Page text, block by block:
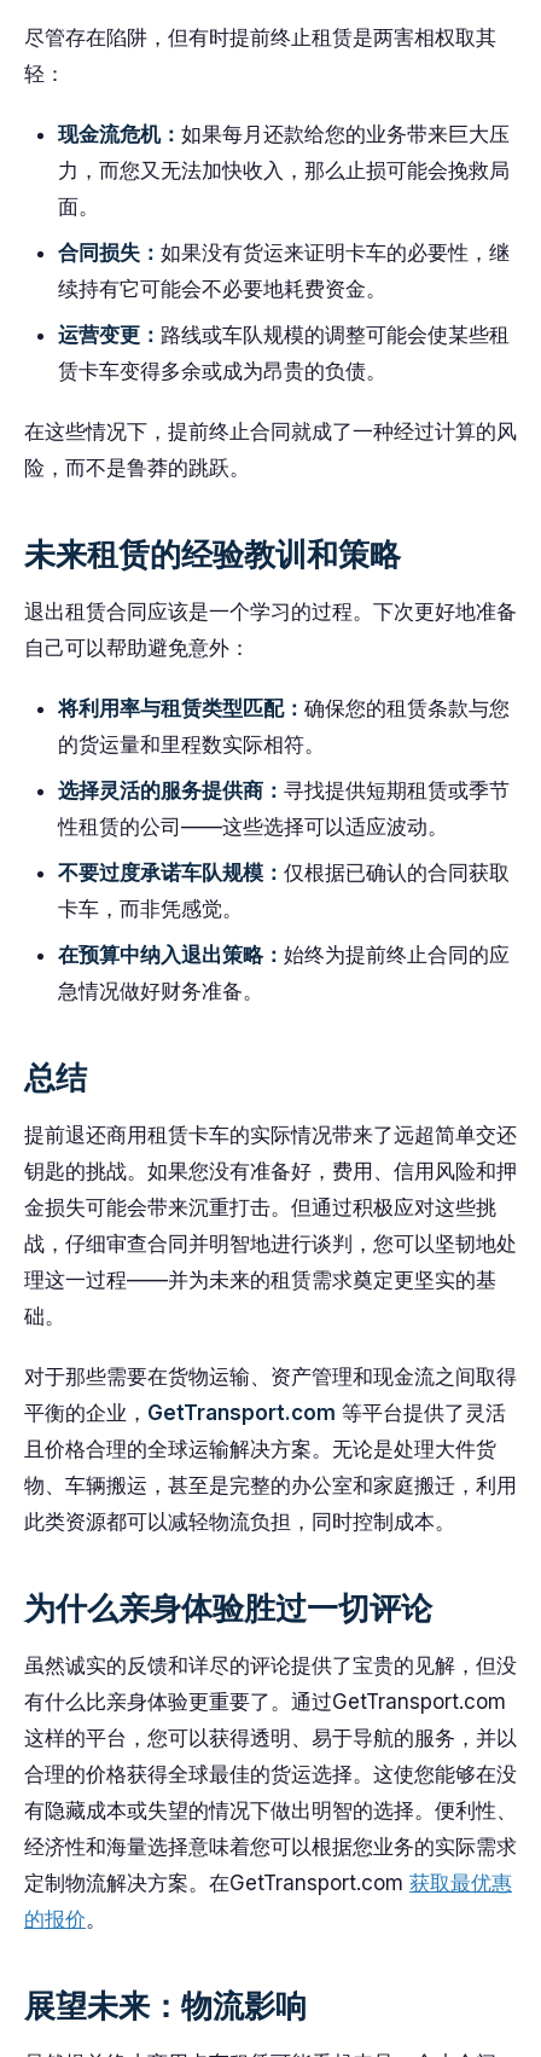
尽管存在陷阱，但有时提前终止租赁是两害相权取其
轻：
现金流危机： 如果每月还款给您的业务带来巨大压
力，而您又无法加快收入，那么止损可能会挽救局
面。
合同损失： 如果没有货运来证明卡车的必要性，继
续持有它可能会不必要地耗费资金。
运营变更： 路线或车队规模的调整可能会使某些租
赁卡车变得多余或成为昂贵的负债。
在这些情况下，提前终止合同就成了一种经过计算的风
险，而不是鲁莽的跳跃。
未来租赁的经验教训和策略
退出租赁合同应该是一个学习的过程。下次更好地准备
自己可以帮助避免意外：
将利用率与租赁类型匹配： 确保您的租赁条款与您
的货运量和里程数实际相符。
选择灵活的服务提供商： 寻找提供短期租赁或季节
性租赁的公司——这些选择可以适应波动。
不要过度承诺车队规模： 仅根据已确认的合同获取
卡车，而非凭感觉。
在预算中纳入退出策略： 始终为提前终止合同的应
急情况做好财务准备。
总结
提前退还商用租赁卡车的实际情况带来了远超简单交还
钥匙的挑战。如果您没有准备好，费用、信用风险和押
金损失可能会带来沉重打击。但通过积极应对这些挑
战，仔细审查合同并明智地进行谈判，您可以坚韧地处
理这一过程——并为未来的租赁需求奠定更坚实的基
础。
对于那些需要在货物运输、资产管理和现金流之间取得
平衡的企业， GetTransport.com 等平台提供了灵活
且价格合理的全球运输解决方案。无论是处理大件货
物、车辆搬运，甚至是完整的办公室和家庭搬迁，利用
此类资源都可以减轻物流负担，同时控制成本。
为什么亲身体验胜过一切评论
虽然诚实的反馈和详尽的评论提供了宝贵的见解，但没
有什么比亲身体验更重要了。通过GetTransport.com
这样的平台，您可以获得透明、易于导航的服务，并以
合理的价格获得全球最佳的货运选择。这使您能够在没
有隐藏成本或失望的情况下做出明智的选择。便利性、
经济性和海量选择意味着您可以根据您业务的实际需求
定制物流解决方案。在GetTransport.com 获取最优惠
的报价。
展望未来：物流影响